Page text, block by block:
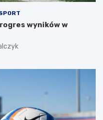
wyników w